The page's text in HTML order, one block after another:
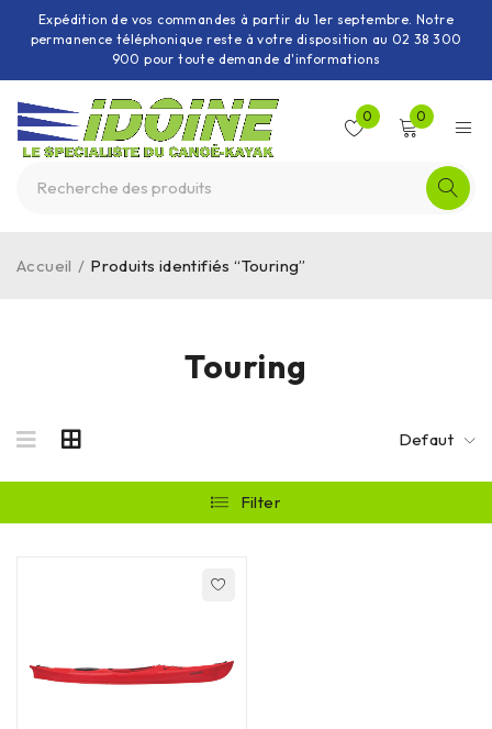
Expédition de vos commandes à partir du 1er septembre. Notre
permanence téléphonique reste à votre disposition au 02 38 300
900 pour toute demande d'informations
0 0
Touring
Accueil / Produits identifiés “Touring”
Defaut
Filter